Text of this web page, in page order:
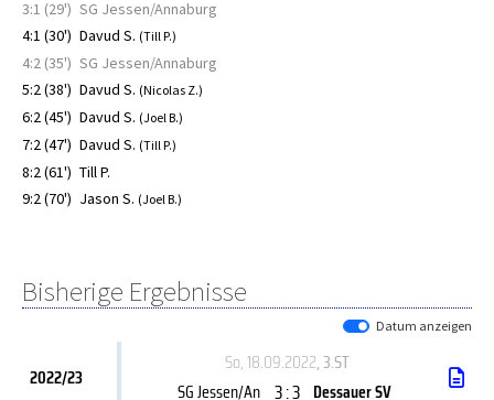
3:1 (29') SG Jessen/Annaburg
4:1 (30') Davud S. (Till P.)
4:2 (35') SG Jessen/Annaburg
5:2 (38') Davud S. (Nicolas Z.)
6:2 (45') Davud S. (Joel B.)
7:2 (47') Davud S. (Till P.)
8:2 (61') Till P.
9:2 (70') Jason S. (Joel B.)
Bisherige Ergebnisse
Datum anzeigen
2022/23
So, 18.09.2022, 3.ST
SG Jessen/An 3 : 3 Dessauer SV